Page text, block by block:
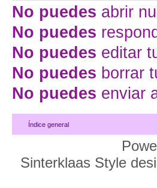
No puedes abrir
No puedes
No puedes editar
No puedes borrar
No puedes enviar
Índice general
Sinterklaas Style